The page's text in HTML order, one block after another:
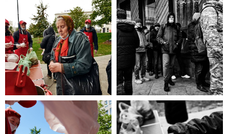
сложной жизненной ситуации,
главное - знать, к кому обратиться
за помощью!
ЧИТАТЬ